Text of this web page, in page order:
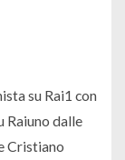
su Rai1 con
Raiuno dalle
Cristiano